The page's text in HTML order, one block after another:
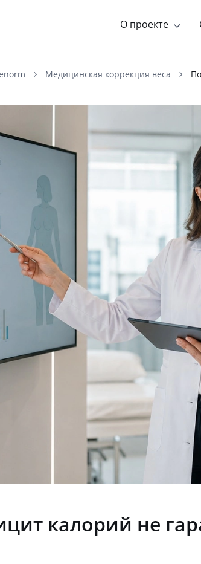
О проекте
Медицинская коррекция веса
калорий не